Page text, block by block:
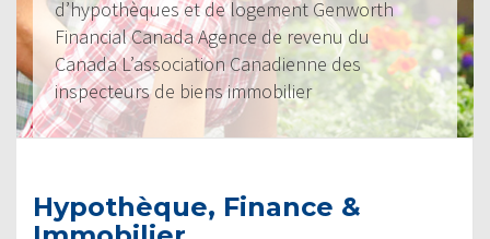
d’hypothèques et de logement Genworth
Financial Canada Agence de revenu du
Canada L’association Canadienne des
inspecteurs de biens immobilier
Hypothèque, Finance &